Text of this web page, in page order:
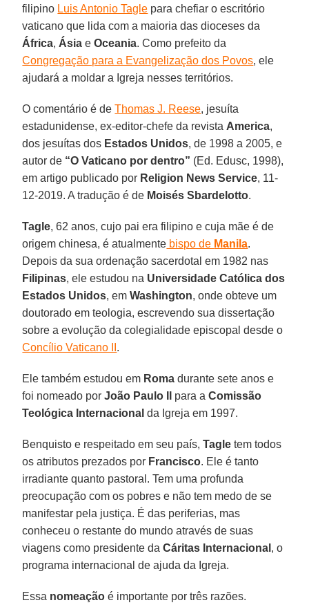
filipino Luis Antonio Tagle para chefiar o escritório
vaticano que lida com a maioria das dioceses da
África, Ásia eOceania. Como prefeito da
Congregação para a Evangelização dos Povos, ele
ajudará a moldar a Igreja nesses territórios.
O comentário é deThomas J. Reese, jesuíta
estadunidense, ex-editor-chefe da revista America,
dos jesuítas dos Estados Unidos, de 1998 a 2005, e
autor de “O Vaticano por dentro” (Ed. Edusc, 1998),
em artigo publicado por Religion News Service, 11-
12-2019. A tradução é de Moisés Sbardelotto.
Tagle, 62 anos, cujo pai era filipino e cuja mãe é de
origem chinesa, é atualmente bispo de Manila.
Depois da sua ordenação sacerdotal em 1982 nas
Filipinas, ele estudou na Universidade Católica dos
Estados Unidos, emWashington, onde obteve um
doutorado em teologia, escrevendo sua dissertação
sobre a evolução da colegialidade episcopal desde o
Concílio Vaticano II .
Ele também estudou em Roma durante sete anos e
foi nomeado porJoão Paulo II para aComissão
Teológica Internacional da Igreja em 1997.
Benquisto e respeitado em seu país,Tagle tem todos
os atributos prezados por Francisco. Ele é tanto
irradiante quanto pastoral. Tem uma profunda
preocupação com os pobres e não tem medo de se
manifestar pela justiça. É das periferias, mas
conheceu o restante do mundo através de suas
viagens como presidente daCáritas Internacional , o
programa internacional de ajuda da Igreja.
Essa nomeação é importante por três razões.